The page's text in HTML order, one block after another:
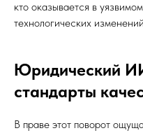
кто оказывается в
технологических
Юридический
стандарты
В праве этот поворот